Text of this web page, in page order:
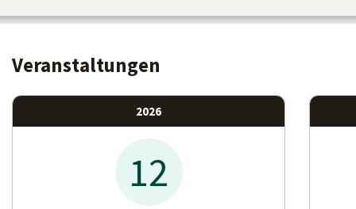
Veranstaltungen
2026
12